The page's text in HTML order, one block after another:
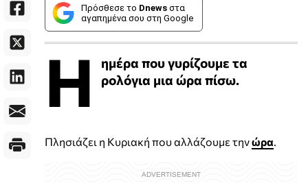
Πρόσθεσε το Dnews στα
αγαπημένα σου στη Google
Η
ημέρα που γυρίζουμε τα
ρολόγια μια ώρα πίσω.
Πλησιάζει η Κυριακή που αλλάζουμε τηνώρα